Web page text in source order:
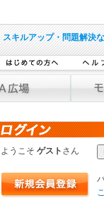
スキルアップ・問題解決
ようこそ ゲスト さん